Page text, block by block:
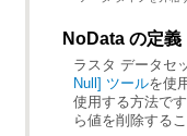
NoData の定義
ラスタ データセ
Null] ツール
ら値を削除する